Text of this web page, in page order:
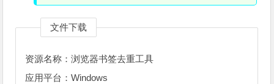
文件下载
资源名称：浏览器书签去重工具
应用平台：Windows